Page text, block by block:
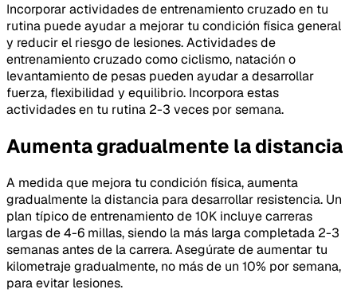
Incorporar actividades de entrenamiento cruzado en tu
rutina puede ayudar a mejorar tu condición física general
y reducir el riesgo de lesiones. Actividades de
entrenamiento cruzado como ciclismo, natación o
levantamiento de pesas pueden ayudar a desarrollar
fuerza, flexibilidad y equilibrio. Incorpora estas
actividades en tu rutina 2-3 veces por semana.
Aumenta gradualmente la distancia
A medida que mejora tu condición física, aumenta
gradualmente la distancia para desarrollar resistencia. Un
plan típico de entrenamiento de 10K incluye carreras
largas de 4-6 millas, siendo la más larga completada 2-3
semanas antes de la carrera. Asegúrate de aumentar tu
kilometraje gradualmente, no más de un 10% por semana,
para evitar lesiones.